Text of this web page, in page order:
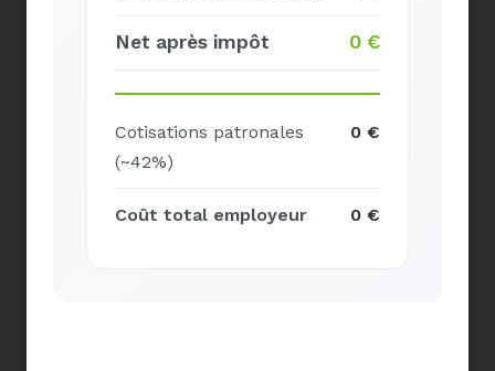
Net après impôt 0 €
Cotisations patronales
(~42%)
0 €
Coût total employeur 0 €